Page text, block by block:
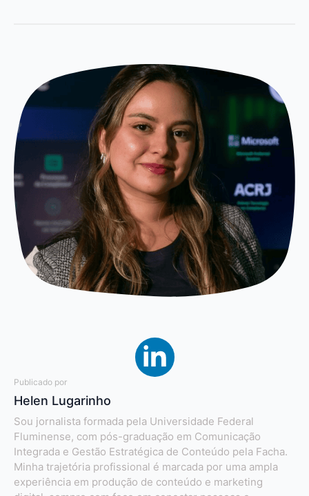
Publicado por
Helen Lugarinho
Sou jornalista formada pela Universidade Federal
Fluminense, com pós-graduação em Comunicação
Integrada e Gestão Estratégica de Conteúdo pela Facha.
Minha trajetória profissional é marcada por uma ampla
experiência em produção de conteúdo e marketing